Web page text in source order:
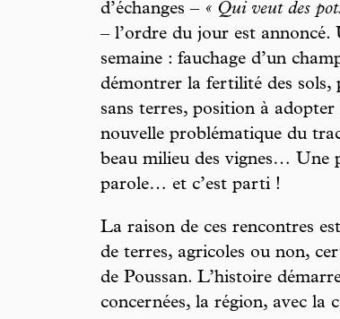
d’échanges – « Qui veut des
– l’ordre du jour est
semaine : fauchage d’un
démontrer la fertilité des sols,
sans terres, position à
nouvelle problématique du
beau milieu des vignes… Une
parole… et c’est parti !
La raison de ces rencontres
de terres, agricoles ou non,
de Poussan. L’histoire
concernées, la région, avec